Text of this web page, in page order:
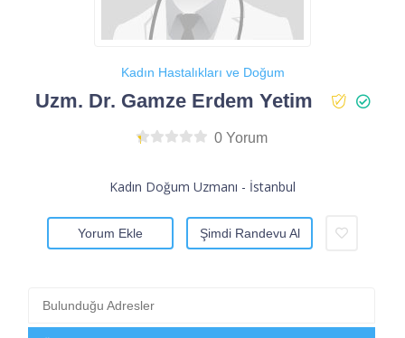
Kadın Hastalıkları ve Doğum
Uzm. Dr. Gamze Erdem Yetim
0 Yorum
Kadın Doğum Uzmanı - İstanbul
Yorum Ekle Şimdi Randevu Al
Bulunduğu Adresler